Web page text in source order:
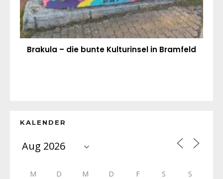
Brakula – die bunte Kulturinsel in Bramfeld
KALENDER
M D M D F S S